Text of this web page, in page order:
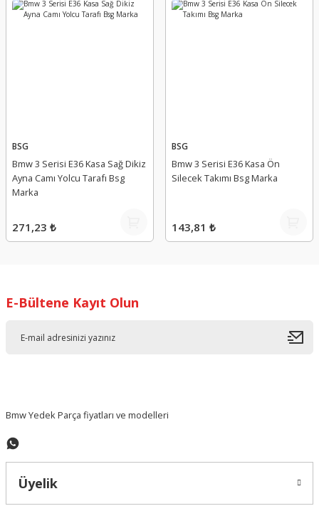
BSG
Bmw 3 Serisi E36 Kasa Sağ Dikiz
Ayna Camı Yolcu Tarafı Bsg
Marka
271,23 ₺
BSG
Bmw 3 Serisi E36 Kasa Ön
Silecek Takımı Bsg Marka
143,81 ₺
E-Bültene Kayıt Olun
Bmw Yedek Parça fiyatları ve modelleri
Üyelik